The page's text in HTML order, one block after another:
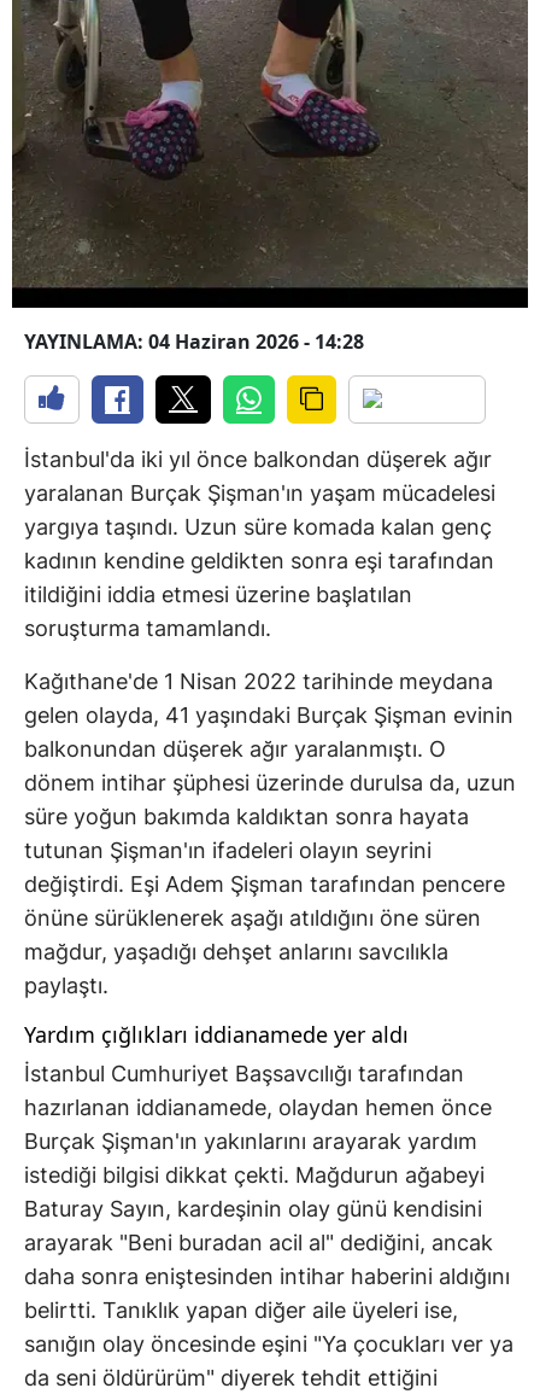
YAYINLAMA: 04 Haziran 2026 - 14:28
İstanbul'da iki yıl önce balkondan düşerek ağır
yaralanan Burçak Şişman'ın yaşam mücadelesi
yargıya taşındı. Uzun süre komada kalan genç
kadının kendine geldikten sonra eşi tarafından
itildiğini iddia etmesi üzerine başlatılan
soruşturma tamamlandı.
Kağıthane'de 1 Nisan 2022 tarihinde meydana
gelen olayda, 41 yaşındaki Burçak Şişman evinin
balkonundan düşerek ağır yaralanmıştı. O
dönem intihar şüphesi üzerinde durulsa da, uzun
süre yoğun bakımda kaldıktan sonra hayata
tutunan Şişman'ın ifadeleri olayın seyrini
değiştirdi. Eşi Adem Şişman tarafından pencere
önüne sürüklenerek aşağı atıldığını öne süren
mağdur, yaşadığı dehşet anlarını savcılıkla
paylaştı.
Yardım çığlıkları iddianamede yer aldı
İstanbul Cumhuriyet Başsavcılığı tarafından
hazırlanan iddianamede, olaydan hemen önce
Burçak Şişman'ın yakınlarını arayarak yardım
istediği bilgisi dikkat çekti. Mağdurun ağabeyi
Baturay Sayın, kardeşinin olay günü kendisini
arayarak "Beni buradan acil al" dediğini, ancak
daha sonra eniştesinden intihar haberini aldığını
belirtti. Tanıklık yapan diğer aile üyeleri ise,
sanığın olay öncesinde eşini "Ya çocukları ver ya
da seni öldürürüm" diyerek tehdit ettiğini